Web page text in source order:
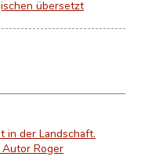
übersetzt
in der Landschaft.
Autor Roger